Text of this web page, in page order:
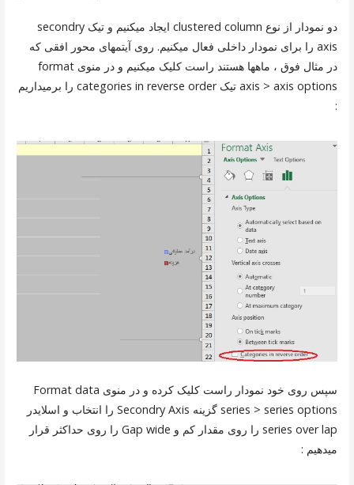
دو نمودار از نوع clustered column ایجاد میکنیم و تیک secondry
axis را برای نمودار داخلی فعال میکنیم. روی آیتمهای محور افقی که
در مثال فوق ، ماهها هستند راست کلیک میکنیم و در منوی format
axis > axis options تیک categories in reverse order را برمیداریم
:
سپس روی خود نمودار راست کلیک کرده و در منوی Format data
series > series options گزینه Secondry Axis را انتخاب و اسلایدر
series over lap را روی مقدار کم و Gap wide را روی حداکثر قرار
میدهیم :